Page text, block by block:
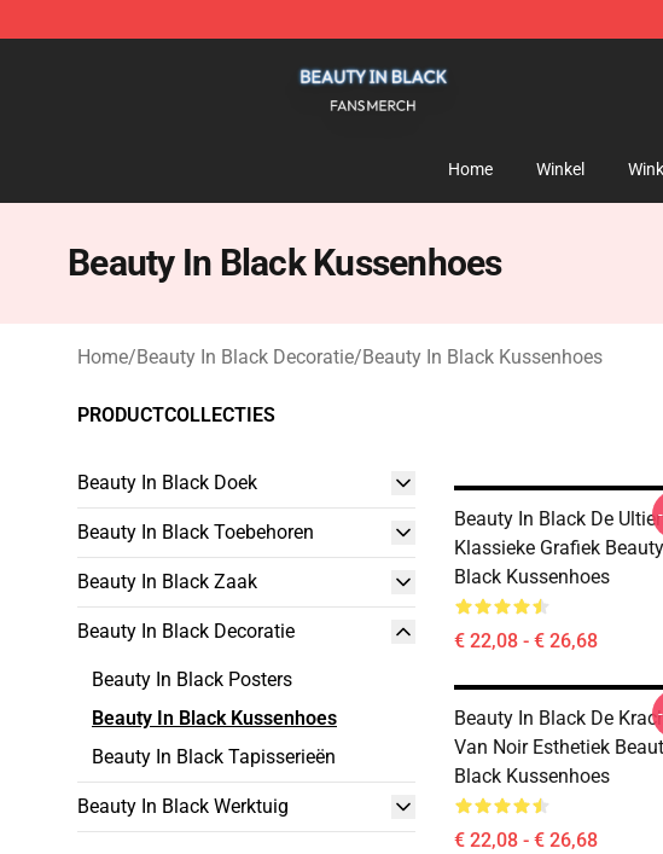
Home Winkel
Beauty In Black Kussenhoes
Home/Beauty In Black Decoratie/Beauty In Black Kussenhoes
PRODUCTCOLLECTIES
Beauty In Black Doek
Beauty In Black Toebehoren
Beauty In Black Zaak
Beauty In Black Decoratie
Beauty In Black Posters
Beauty In Black Kussenhoes
Beauty In Black Tapisserieën
Beauty In Black Werktuig
Beauty In Black De
Klassieke Grafiek
Black Kussenhoes
€ 22,08 - € 26,68
Beauty In Black De
Van Noir Esthetiek
Black Kussenhoes
€ 22,08 - € 26,68